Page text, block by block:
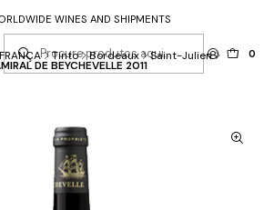
0
WINES AND SHIPMENTS
FRANÇA Tinto Bordeaux Saint-Julien
DE BEYCHEVELLE 2011